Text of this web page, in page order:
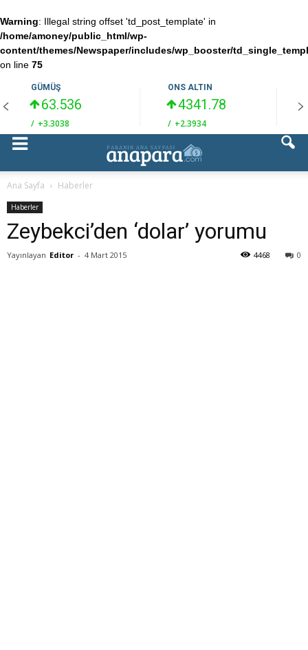
Warning: Illegal string offset 'td_post_template' in
/home/amoney/public_html/wp-
content/themes/Newspaper/includes/wp_booster/
on line 75
GÜMÜŞ
63.536
/ +3.3038
ONS ALTIN
4341.78
/ +2.3934
Ana Sayfa Haberler
Haberler
Zeybekci’den ‘dolar’ yorumu
Yayınlayan Editor - 4 Mart 2015 0
4468